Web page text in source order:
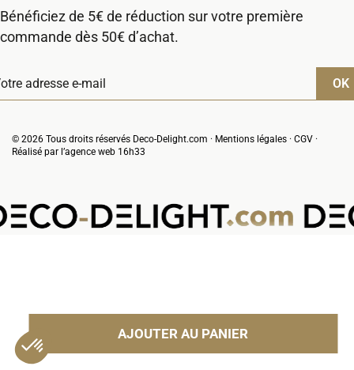
AJOUTER AU PANIER
Il n'y a pas de produit dans votre panier
VOUS POURRIEZ AUSSI AIMER
Bénéficiez de 5€ de réduction sur votre première
commande dès 50€ d’achat.
© 2026 Tous droits réservés Deco-Delight.com · Mentions légales · CGV ·
Réalisé par l’agence web 16h33